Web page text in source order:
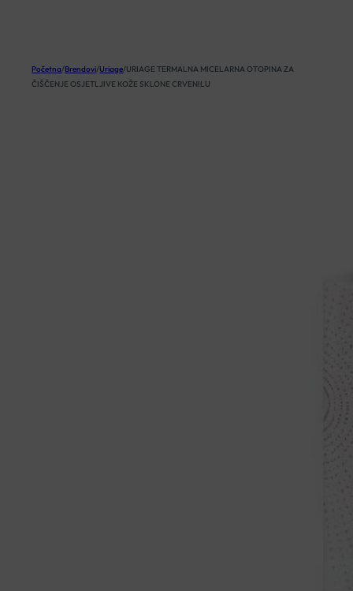
Početna/Brendovi/Uriage/URIAGE TERMALNA MICELARNA OTOPINA ZA
ČIŠČENJE OSJETLJIVE KOŽE SKLONE CRVENILU